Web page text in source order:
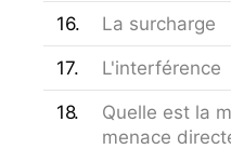
16 La surcharge
17 L'interférence
18
Quelle est la
menace